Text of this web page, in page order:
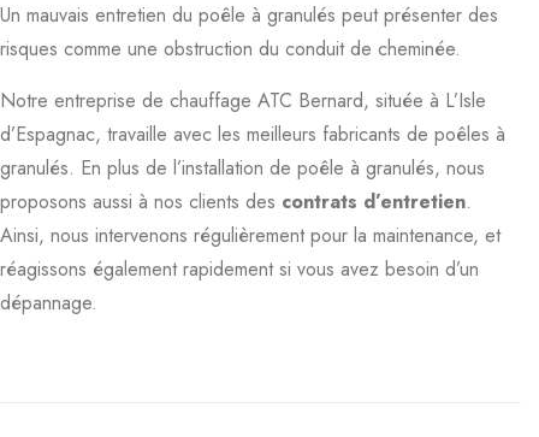
Un mauvais entretien du poêle à granulés peut présenter des
risques comme une obstruction du conduit de cheminée.
Notre entreprise de chauffage ATC Bernard, située à L’Isle
d’Espagnac, travaille avec les meilleurs fabricants de poêles à
granulés. En plus de l’installation de poêle à granulés, nous
proposons aussi à nos clients des contrats d’entretien.
Ainsi, nous intervenons régulièrement pour la maintenance, et
réagissons également rapidement si vous avez besoin d’un
dépannage.